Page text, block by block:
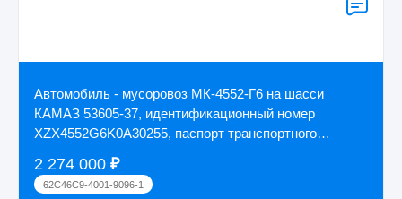
Автомобиль - мусоровоз МК-4552-Г6 на шасси
КАМАЗ 53605-37, идентификационный номер
ХZX4552G6K0A30255, паспорт транспортного
2 274 000 ₽
62C46C9-4001-9096-1